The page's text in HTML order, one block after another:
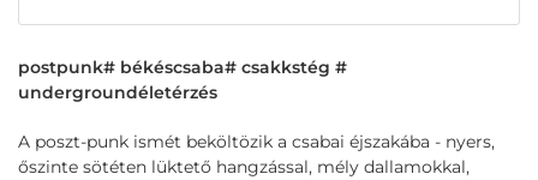
postpunk# békéscsaba# csakkstég #
undergroundéletérzés
A poszt-punk ismét beköltözik a csabai éjszakába - nyers,
őszinte sötéten lüktető hangzással, mély dallamokkal,